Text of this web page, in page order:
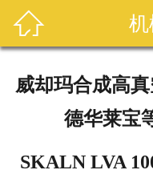

威却玛合成高
德华莱宝
SKALN LVA